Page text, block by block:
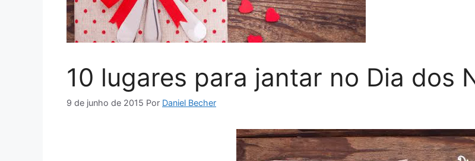
10 lugares para jantar no Dia dos
9 de junho de 2015 Por Daniel Becher